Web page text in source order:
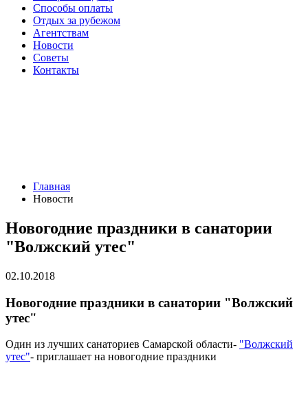
Способы оплаты
Отдых за рубежом
Агентствам
Новости
Советы
Контакты
Главная
Новости
Новогодние праздники в санатории
"Волжский утес"
02.10.2018
Новогодние праздники в санатории "Волжский
утес"
Один из лучших санаториев Самарской области- "Волжский
утес"- приглашает на новогодние праздники